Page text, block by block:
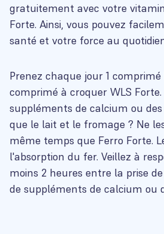
gratuitement avec votre
Forte. Ainsi, vous pouvez
santé et votre force au
Prenez chaque jour 1 comprimé
comprimé à croquer WLS Forte.
suppléments de calcium ou
que le lait et le fromage ? Ne
même temps que Ferro Forte.
l'absorption du fer. Veillez à
moins 2 heures entre la prise
de suppléments de calcium ou